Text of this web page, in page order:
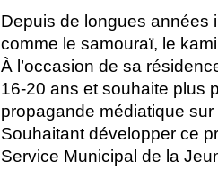
Depuis de longues années
comme le samouraï, le
À l’occasion de sa
16-20 ans et souhaite plus
propagande médiatique
Souhaitant développer ce
Service Municipal de la